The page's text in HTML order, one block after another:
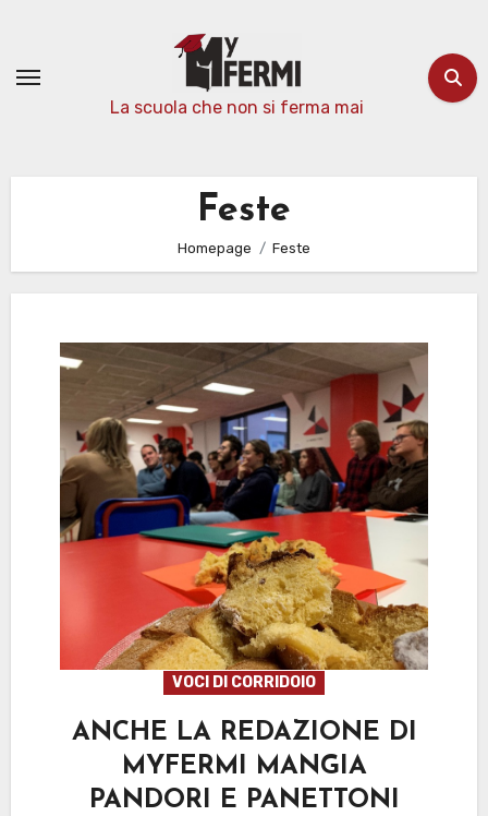
contenuto
La scuola che non si ferma mai
Feste
Homepage Feste
VOCI DI CORRIDOIO
ANCHE LA REDAZIONE DI
MYFERMI MANGIA
PANDORI E PANETTONI